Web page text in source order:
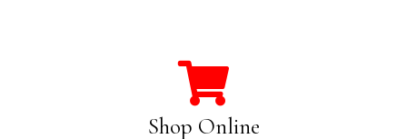
Shop Online